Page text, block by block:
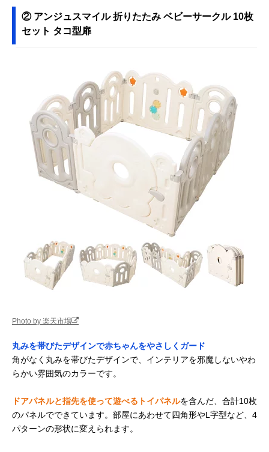
② アンジュスマイル 折りたたみ ベビーサークル 10枚
セット タコ型扉
Photo by 楽天市場
丸みを帯びたデザインで赤ちゃんをやさしくガード
角がなく丸みを帯びたデザインで、インテリアを邪魔しないやわ
らかい雰囲気のカラーです。
ドアパネルと指先を使って遊べるトイパネルを含んだ、合計10枚
のパネルでできています。部屋にあわせて四角形やL字型など、4
パターンの形状に変えられます。